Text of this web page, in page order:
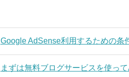
Google AdSense利用するための条
まずは無料ブログサービスを使って